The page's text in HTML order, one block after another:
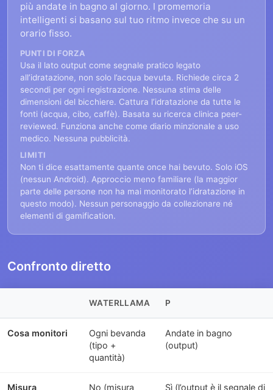
più andate in bagno al giorno. I promemoria
intelligenti si basano sul tuo ritmo invece che su un
orario fisso.
PUNTI DI FORZA
Usa il lato output come segnale pratico legato
all’idratazione, non solo l’acqua bevuta. Richiede circa 2
secondi per ogni registrazione. Nessuna stima delle
dimensioni del bicchiere. Cattura l’idratazione da tutte le
fonti (acqua, cibo, caffè). Basata su ricerca clinica peer-
reviewed. Funziona anche come diario minzionale a uso
medico. Nessuna pubblicità.
LIMITI
Non ti dice esattamente quante once hai bevuto. Solo iOS
(nessun Android). Approccio meno familiare (la maggior
parte delle persone non ha mai monitorato l’idratazione in
questo modo). Nessun personaggio da collezionare né
elementi di gamification.
Confronto diretto
WATERLLAMA P
Cosa monitori
Ogni bevanda
(tipo +
quantità)
Andate in bagno
(output)
Misura No (misura Sì (l’output è il segnale di